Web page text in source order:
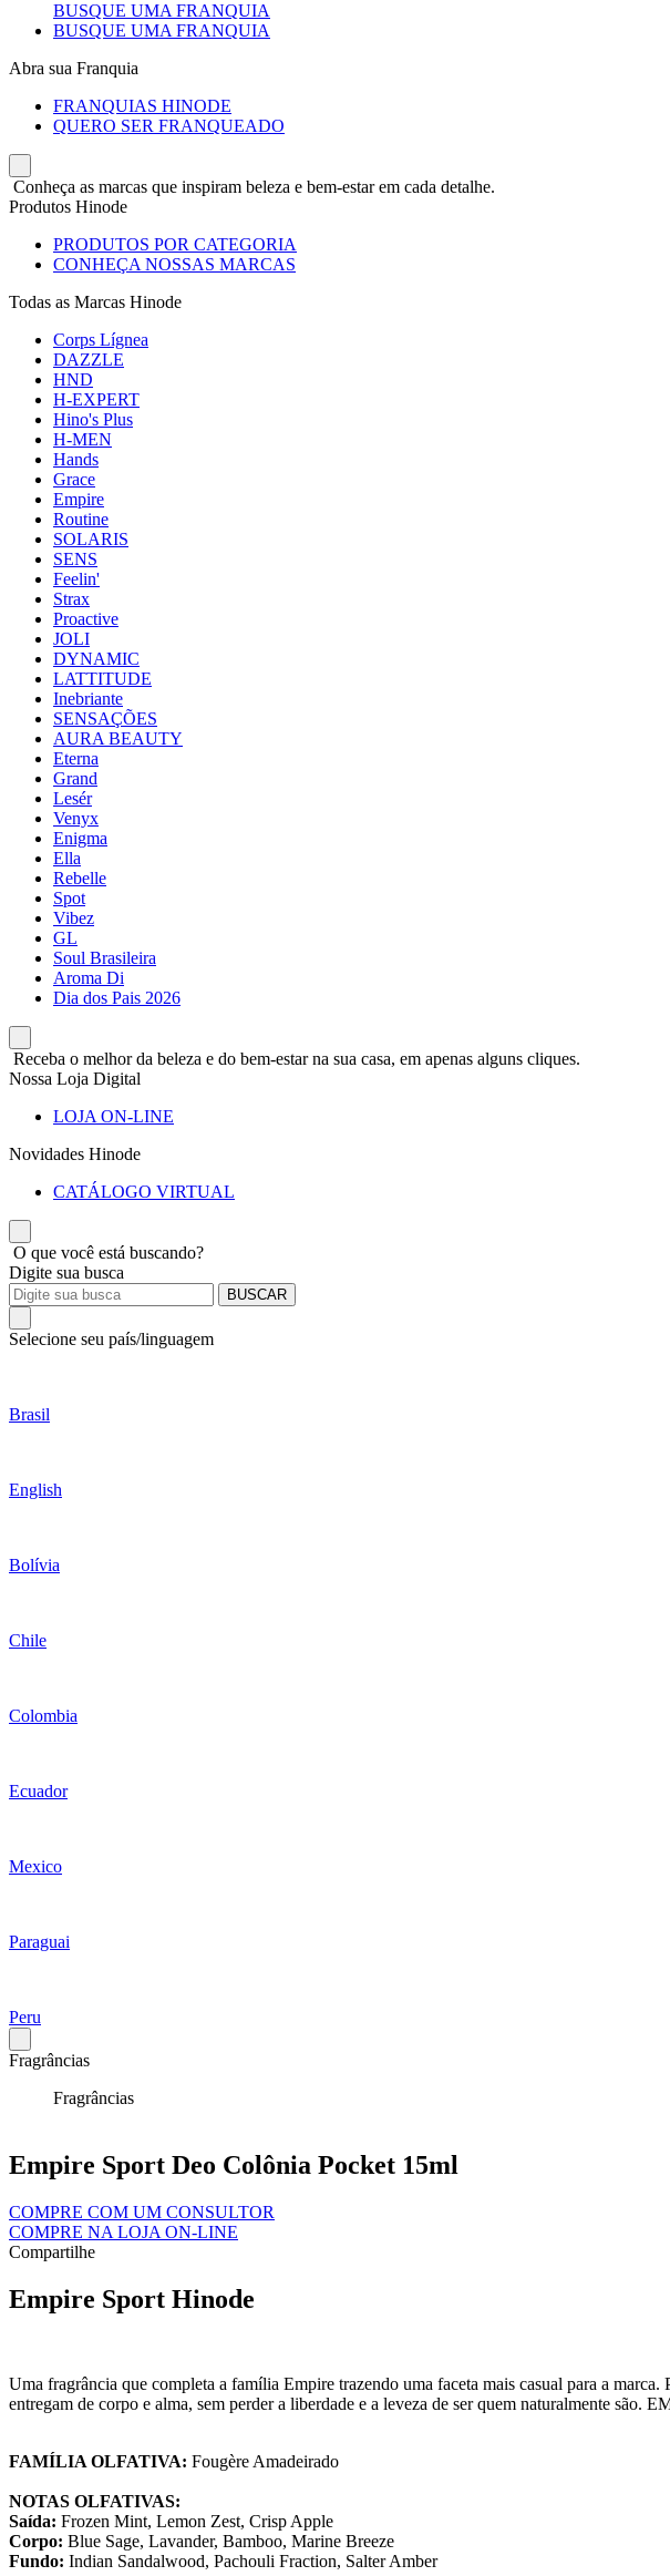
BUSQUE UMA FRANQUIA
BUSQUE UMA FRANQUIA
Abra sua Franquia
FRANQUIAS HINODE
QUERO SER FRANQUEADO
Conheça as marcas que inspiram beleza e bem-estar em cada detalhe.
Produtos Hinode
PRODUTOS POR CATEGORIA
CONHEÇA NOSSAS MARCAS
Todas as Marcas Hinode
Corps Lígnea
DAZZLE
HND
H-EXPERT
Hino's Plus
H-MEN
Hands
Grace
Empire
Routine
SOLARIS
SENS
Feelin'
Strax
Proactive
JOLI
DYNAMIC
LATTITUDE
Inebriante
SENSAÇÕES
AURA BEAUTY
Eterna
Grand
Lesér
Venyx
Enigma
Ella
Rebelle
Spot
Vibez
GL
Soul Brasileira
Aroma Di
Dia dos Pais 2026
Receba o melhor da beleza e do bem-estar na sua casa, em apenas alguns cliques.
Nossa Loja Digital
LOJA ON-LINE
Novidades Hinode
CATÁLOGO VIRTUAL
O que você está buscando?
Digite sua busca
BUSCAR
Selecione seu país/linguagem
Brasil
English
Bolívia
Chile
Colombia
Ecuador
Mexico
Paraguai
Peru
Fragrâncias
Fragrâncias
Empire Sport Deo Colônia Pocket 15ml
COMPRE COM UM CONSULTOR
COMPRE NA LOJA ON-LINE
Compartilhe
Empire Sport Hinode
Uma fragrância que completa a família Empire trazendo uma faceta mais casual para a
entregam de corpo e alma, sem perder a liberdade e a leveza de ser quem naturalmente são.
FAMÍLIA OLFATIVA: Fougère Amadeirado
NOTAS OLFATIVAS:
Saída: Frozen Mint, Lemon Zest, Crisp Apple
Corpo: Blue Sage, Lavander, Bamboo, Marine Breeze
Fundo: Indian Sandalwood, Pachouli Fraction, Salter Amber